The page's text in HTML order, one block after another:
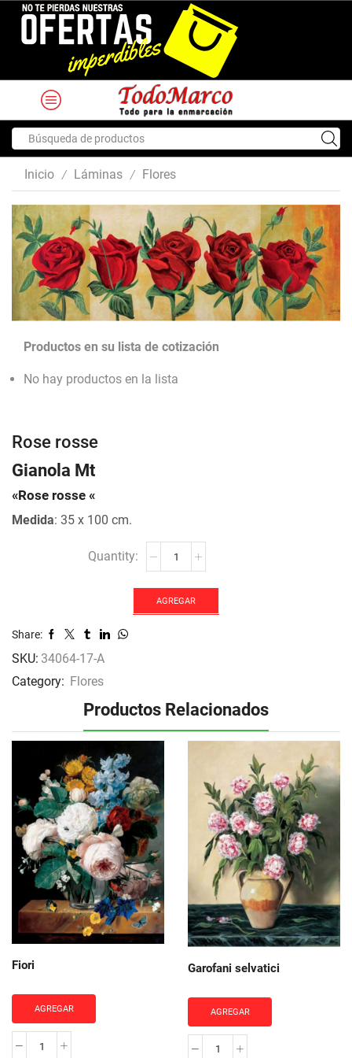
input
Inicio / Láminas / Flores
Productos en su lista de cotización
No hay productos en la lista
Rose rosse
Gianola Mt
«Rose rosse «
Medida: 35 x 100 cm.
AGREGAR
Share:
SKU: 34064-17-A
Category: Flores
Productos Relacionados
Fiori
AGREGAR
Fiori
Garofani selvatici
AGREGAR